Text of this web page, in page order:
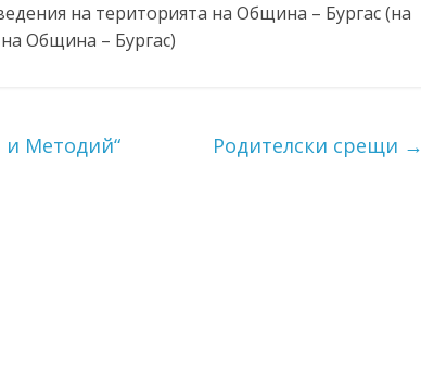
на територията на Община – Бургас (на
Община – Бургас)
и Методий“ Родителски срещи →